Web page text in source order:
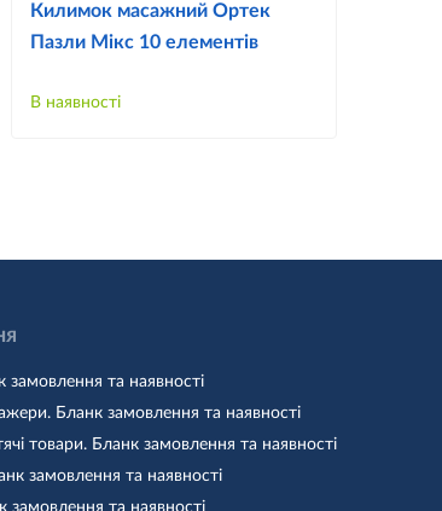
Килимок масажний Ортек
Пазли Мікс 10 елементів
В наявності
замовлення та наявності
Бланк замовлення та наявності
товари. Бланк замовлення та наявності
замовлення та наявності